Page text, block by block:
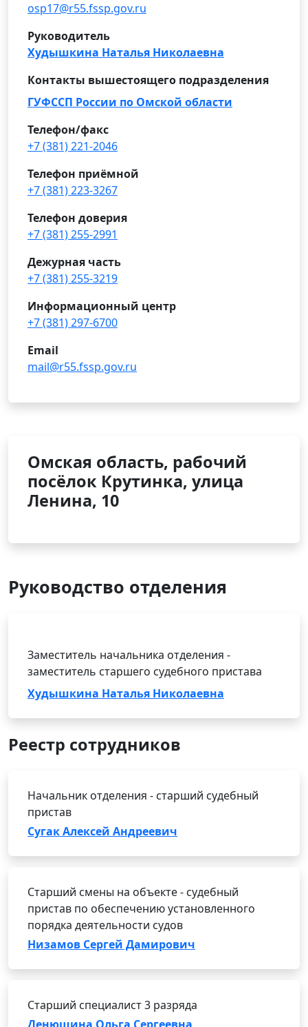
osp17@r55.fssp.gov.ru
Руководитель
Худышкина Наталья Николаевна
Контакты вышестоящего подразделения
ГУФССП России по Омской области
Телефон/факс
+7 (381) 221-2046
Телефон приёмной
+7 (381) 223-3267
Телефон доверия
+7 (381) 255-2991
Дежурная часть
+7 (381) 255-3219
Информационный центр
+7 (381) 297-6700
Email
mail@r55.fssp.gov.ru
Омская область, рабочий
посёлок Крутинка, улица
Ленина, 10
Руководство отделения
Заместитель начальника отделения -
заместитель старшего судебного пристава
Худышкина Наталья Николаевна
Реестр сотрудников
Начальник отделения - старший судебный
пристав
Сугак Алексей Андреевич
Старший смены на объекте - судебный
пристав по обеспечению установленного
порядка деятельности судов
Низамов Сергей Дамирович
Старший специалист 3 разряда